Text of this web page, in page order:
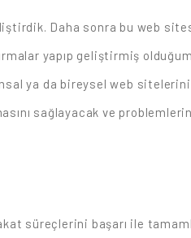
Daha sonra bu web
yapıp geliştirmiş
ya da bireysel web
sağlayacak ve
süreçlerini başarı ile